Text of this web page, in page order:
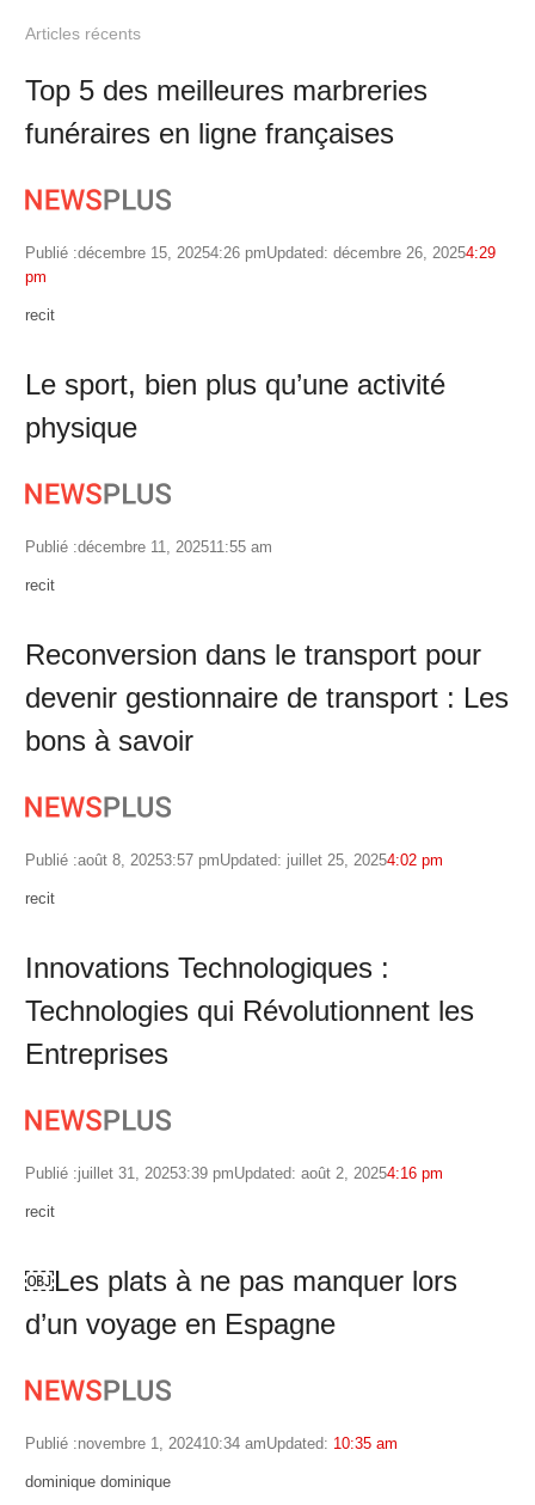
Articles récents
Top 5 des meilleures marbreries
funéraires en ligne françaises
Publié :décembre 15, 20254:26 pmUpdated: décembre 26, 20254:29
pm
Author
recit
Le sport, bien plus qu’une activité
physique
Publié :décembre 11, 202511:55 am
Author
recit
Reconversion dans le transport pour
devenir gestionnaire de transport : Les
bons à savoir
Publié :août 8, 20253:57 pmUpdated: juillet 25, 20254:02 pm
Author
recit
Innovations Technologiques :
Technologies qui Révolutionnent les
Entreprises
Publié :juillet 31, 20253:39 pmUpdated: août 2, 20254:16 pm
Author
recit
￼Les plats à ne pas manquer lors
d’un voyage en Espagne
Publié :novembre 1, 202410:34 amUpdated: 10:35 am
Author
dominique dominique